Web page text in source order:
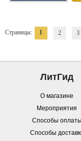
Страницы: 1 2 3
ЛитГид
О магазине
Мероприятия
Способы оплаты
Способы